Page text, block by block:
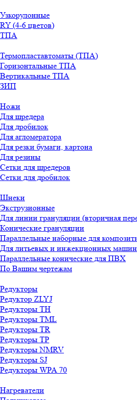
Узкорулонные
RY (4-6 цветов)
ТПА
Термопластавтоматы (ТПА)
Горизонтальные ТПА
Вертикальные ТПА
ЗИП
Ножи
Для шредера
Для дробилок
Для агломератора
Для резки бумаги, картона
Для резины
Сетки для шредеров
Сетки для дробилок
Шнеки
Экструзионные
Для линии грануляции (вторичная
Конические грануляции
Параллельные наборные для
Для литьевых и инжекционных
Параллельные конические для ПВХ
По Вашим чертежам
Редукторы
Редуктор ZLYJ
Редукторы TH
Редукторы TML
Редукторы TR
Редукторы TP
Редукторы NMRV
Редукторы SJ
Редукторы WPA 70
Нагреватели